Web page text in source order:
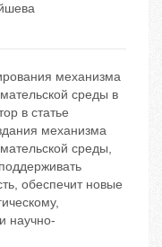
механизма
среды в
в статье
механизма
среды,
обеспечит новые
научно-